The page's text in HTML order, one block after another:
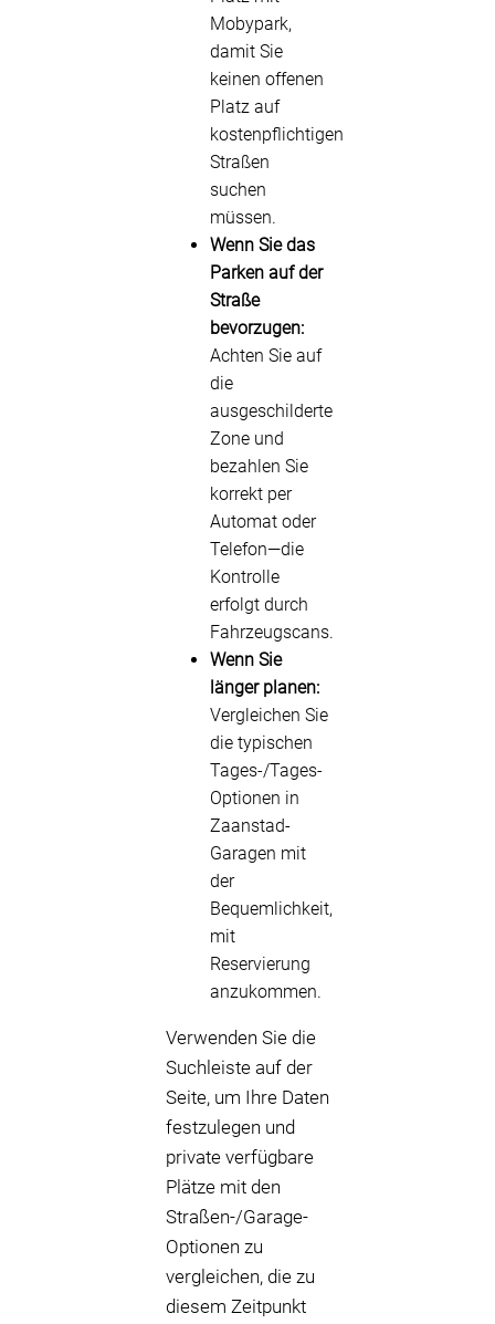
Mobypark,
damit Sie
keinen offenen
Platz auf
kostenpflichtigen
Straßen
suchen
müssen.
Wenn Sie das
Parken auf der
Straße
bevorzugen:
Achten Sie auf
die
ausgeschilderte
Zone und
bezahlen Sie
korrekt per
Automat oder
Telefon—die
Kontrolle
erfolgt durch
Fahrzeugscans.
Wenn Sie
länger planen:
Vergleichen Sie
die typischen
Tages-/Tages-
Optionen in
Zaanstad-
Garagen mit
der
Bequemlichkeit,
mit
Reservierung
anzukommen.
Verwenden Sie die
Suchleiste auf der
Seite, um Ihre Daten
festzulegen und
private verfügbare
Plätze mit den
Straßen-/Garage-
Optionen zu
vergleichen, die zu
diesem Zeitpunkt